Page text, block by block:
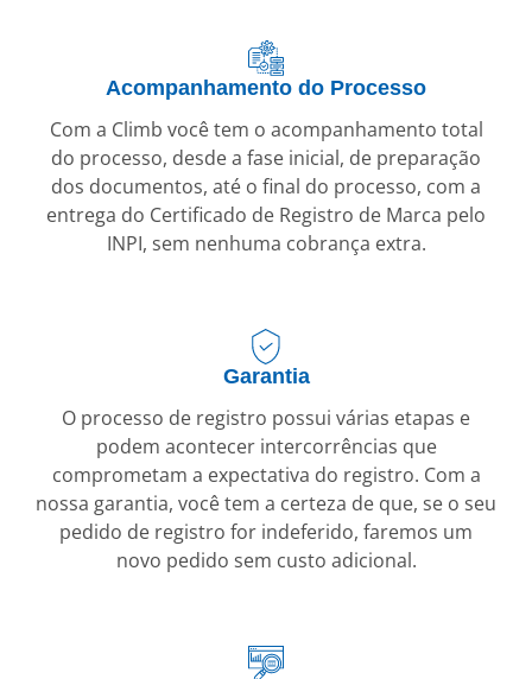
Acompanhamento do Processo
Com a Climb você tem o acompanhamento total
do processo, desde a fase inicial, de preparação
dos documentos, até o final do processo, com a
entrega do Certificado de Registro de Marca pelo
INPI, sem nenhuma cobrança extra.
Garantia
O processo de registro possui várias etapas e
podem acontecer intercorrências que
comprometam a expectativa do registro. Com a
nossa garantia, você tem a certeza de que, se o seu
pedido de registro for indeferido, faremos um
novo pedido sem custo adicional.